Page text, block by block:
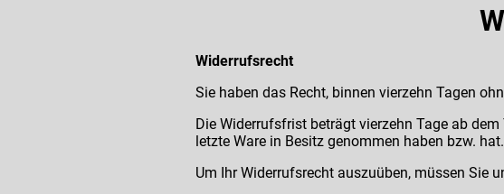
Widerrufsrecht
Sie haben das Recht, binnen vierzehn Tagen
Die Widerrufsfrist beträgt vierzehn Tage ab
letzte Ware in Besitz genommen haben bzw. hat.
Um Ihr Widerrufsrecht auszuüben, müssen Sie